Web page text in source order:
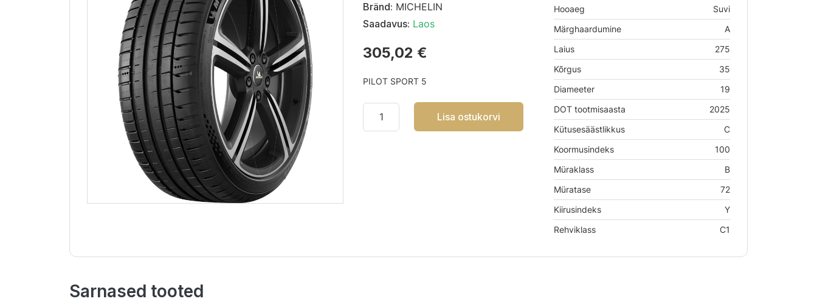
Bränd: MICHELIN
Saadavus: Laos
305,02 €
PILOT SPORT 5
Lisa ostukorvi
Hooaeg
Suvi
Märghaardumine
A
Laius
275
Kõrgus
35
Diameeter
19
DOT tootmisaasta
2025
Kütusesäästlikkus
C
Koormusindeks
100
Müraklass
B
Müratase
72
Kiirusindeks
Y
Rehviklass
C1
Sarnased tooted